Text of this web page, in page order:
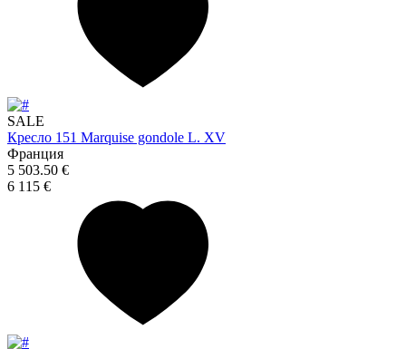
SALE
Кресло 151 Marquise gondole L. XV
Франция
5 503.50 €
6 115 €